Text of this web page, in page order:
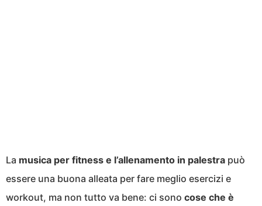
La musica per fitness e l’allenamento in palestra può
essere una buona alleata per fare meglio esercizi e
workout, ma non tutto va bene: ci sono cose che è